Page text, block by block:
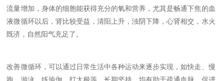
流量增加，身体的细胞能获得充分的氧和营养，尤其是畅通下焦的血
液微循环以后，肾比较受益，清阳上升，浊阴下降，心肾相交 ，水火
既济，自然阳气充足了。
改善微循环，可以通过日常生活中各种运动来逐步实现，如快走、慢